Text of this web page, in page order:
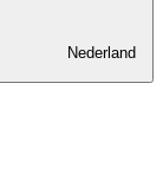
Nederland